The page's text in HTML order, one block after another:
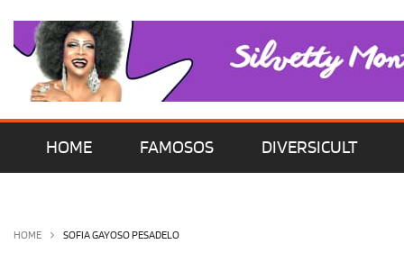
HOME FAMOSOS DIVERSICULT
HOME SOFIA GAYOSO PESADELO